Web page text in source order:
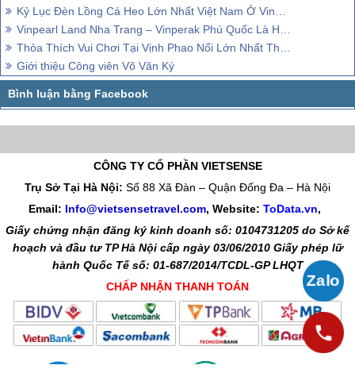
Kỷ Lục Đèn Lồng Cá Heo Lớn Nhất Việt Nam Ở Vinpearl Land Nha Trang
Vinpearl Land Nha Trang – Vinperak Phú Quốc Là Hai 'Điểm Đến Hấp Dẫn Nhất VN'
Thỏa Thích Vui Chơi Tại Vịnh Phao Nổi Lớn Nhất Thế Giới ở Nha Trang
Giới thiệu Công viên Võ Văn Ký
CÔNG TY CỔ PHẦN VIETSENSE
Trụ Sở Tại Hà Nội: Số 88 Xã Đàn – Quận Đống Đa – Hà Nội
Email: Info@vietsensetravel.com, Website: ToData.vn,
Giấy chứng nhận đăng ký kinh doanh số: 0104731205 do Sở kế
hoạch và đầu tư TP Hà Nội cấp ngày 03/06/2010 Giấy phép lữ
hành Quốc Tế số: 01-687/2014/TCDL-GP LHQT
CHẤP NHẬN THANH TOÁN